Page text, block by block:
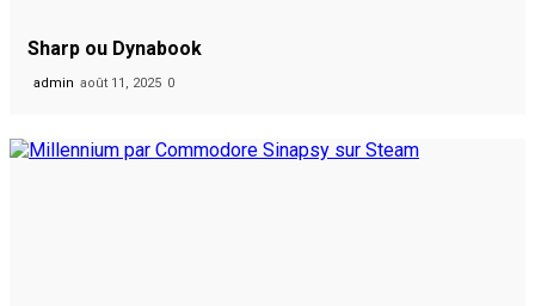
Sharp ou Dynabook
admin août 11, 2025 0